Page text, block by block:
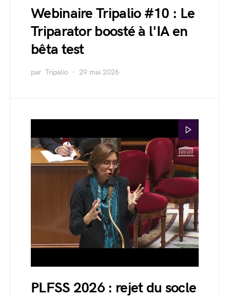
Webinaire Tripalio #10 : Le
Triparator boosté à l'IA en
bêta test
par Tripalio 29 mai 2026
PLFSS 2026 : rejet du socle